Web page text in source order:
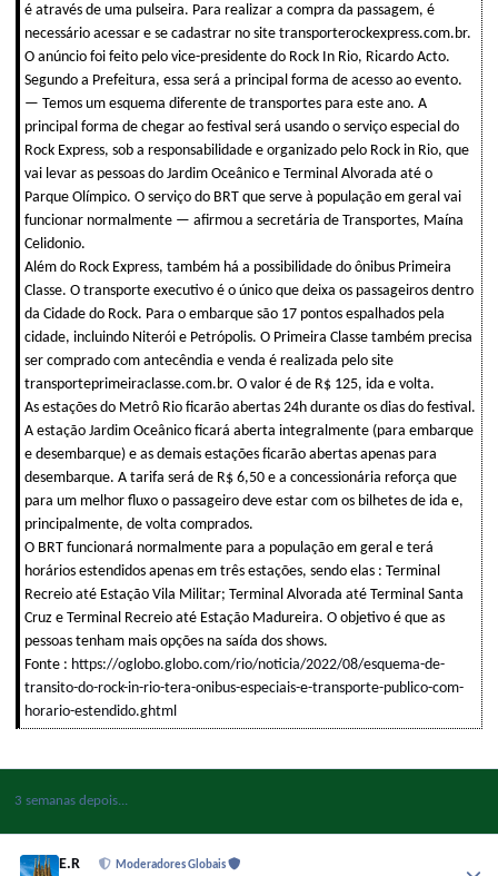
é através de uma pulseira. Para realizar a compra da passagem, é
necessário acessar e se cadastrar no site transporterockexpress.com.br.
O anúncio foi feito pelo vice-presidente do Rock In Rio, Ricardo Acto.
Segundo a Prefeitura, essa será a principal forma de acesso ao evento.
— Temos um esquema diferente de transportes para este ano. A
principal forma de chegar ao festival será usando o serviço especial do
Rock Express, sob a responsabilidade e organizado pelo Rock in Rio, que
vai levar as pessoas do Jardim Oceânico e Terminal Alvorada até o
Parque Olímpico. O serviço do BRT que serve à população em geral vai
funcionar normalmente — afirmou a secretária de Transportes, Maína
Celidonio.
Além do Rock Express, também há a possibilidade do ônibus Primeira
Classe. O transporte executivo é o único que deixa os passageiros dentro
da Cidade do Rock. Para o embarque são 17 pontos espalhados pela
cidade, incluindo Niterói e Petrópolis. O Primeira Classe também precisa
ser comprado com antecêndia e venda é realizada pelo site
transporteprimeiraclasse.com.br. O valor é de R$ 125, ida e volta.
As estações do Metrô Rio ficarão abertas 24h durante os dias do festival.
A estação Jardim Oceânico ficará aberta integralmente (para embarque
e desembarque) e as demais estações ficarão abertas apenas para
desembarque. A tarifa será de R$ 6,50 e a concessionária reforça que
para um melhor fluxo o passageiro deve estar com os bilhetes de ida e,
principalmente, de volta comprados.
O BRT funcionará normalmente para a população em geral e terá
horários estendidos apenas em três estações, sendo elas : Terminal
Recreio até Estação Vila Militar; Terminal Alvorada até Terminal Santa
Cruz e Terminal Recreio até Estação Madureira. O objetivo é que as
pessoas tenham mais opções na saída dos shows.
Fonte : https://oglobo.globo.com/rio/noticia/2022/08/esquema-de-
transito-do-rock-in-rio-tera-onibus-especiais-e-transporte-publico-com-
horario-estendido.ghtml
3 semanas depois...
E.R Moderadores Globais